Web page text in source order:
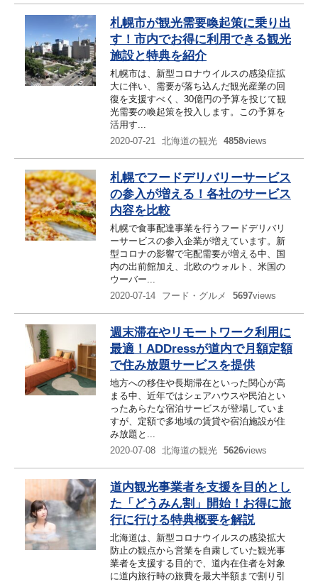
札幌市が観光需要喚起策に乗り出
す！市内でお得に利用できる観光
施設と特典を紹介
札幌市は、新型コロナウイルスの感染症拡
大に伴い、需要が落ち込んだ観光産業の回
復を支援すべく、30億円の予算を投じて観
光需要の喚起策を投入します。この予算を
活用す...
2020-07-21 北海道の観光 4858views
札幌でフードデリバリーサービス
の参入が増える！各社のサービス
内容を比較
札幌で食事配達事業を行うフードデリバリ
ーサービスの参入企業が増えています。新
型コロナの影響で宅配需要が増える中、国
内の出前館加え、北欧のウォルト、米国の
ウーバー...
2020-07-14
フード・グルメ 5697views
週末滞在やリモートワーク利用に
最適！ADDressが道内で月額定額
で住み放題サービスを提供
地方への移住や長期滞在といった関心が高
まる中、近年ではシェアハウスや民泊とい
ったあらたな宿泊サービスが登場していま
すが、定額で多地域の賃貸や宿泊施設が住
み放題と...
2020-07-08 北海道の観光 5626views
道内観光事業者を支援を目的とし
た「どうみん割」開始！お得に旅
行に行ける特典概要を解説
北海道は、新型コロナウイルスの感染拡大
防止の観点から営業を自粛していた観光事
業者を支援する目的で、道内在住者を対象
に道内旅行時の旅費を最大半額まで割り引